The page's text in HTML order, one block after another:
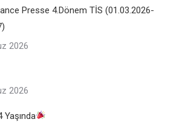
Presse 4.Dönem TİS (01.03.2026-
2026
2026
Yaşında